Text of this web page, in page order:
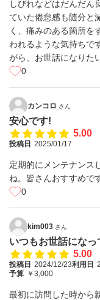
しびれなどはだんだん
ていた倦怠感も随分と
く、痛みのある箇所を
われるような気持ちで
がら、お世話になりた
0
カンコロ さん
安心です!
5.00
投稿日 2025/01/17
定期的にメンテナンス
ね。皆さんおすすめで
0
kim003 さん
いつもお世話になっ
5.00
投稿日 2024/12/23利用日
予算 ￥3,000
最初に訪問した時から